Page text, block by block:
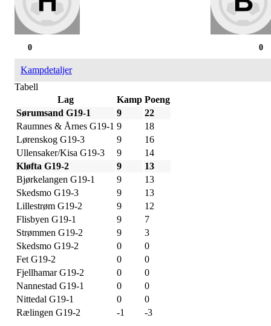
0
0
Kampdetaljer
Tabell
Lag
Kamp Poeng
Sørumsand G19-1
9
22
Raumnes & Årnes G19-1 9
18
Lørenskog G19-3
9
16
Ullensaker/Kisa G19-3
9
14
Kløfta G19-2
9
13
Bjørkelangen G19-1
9
13
Skedsmo G19-3
9
13
Lillestrøm G19-2
9
12
Flisbyen G19-1
9
7
Strømmen G19-2
9
3
Skedsmo G19-2
0
0
Fet G19-2
0
0
Fjellhamar G19-2
0
0
Nannestad G19-1
0
0
Nittedal G19-1
0
0
Rælingen G19-2
-1 -3